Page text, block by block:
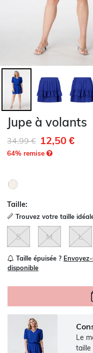
Jupe à volants
Remise de
34,99 €à 12,50 €
64% remise
Taille:
Trouvez votre taille
S M L
Taille épuisée ?
disponible
Le
taille